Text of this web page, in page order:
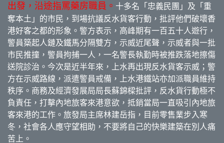
出發，沿途指罵藥房職員。 十多名「忠義民團」及「重
奪本土」的市民，到場抗議反水貨客行動，批評他們破壞香
港好客之都的形象。警方表示，高峰期有一百五十人遊行，
警員築起人鏈及鐵馬分隔雙方，示威近尾聲，示威者與一批
市民推撞，警員拘捕一人，一名警長執勤時被推跌落地擦傷
送院診治。今次是近半年來，上水再出現反水貨客示威；警
方在示威路線，派遣警員戒備，上水港鐵站亦加派職員維持
秩序。商務及經濟發展局局長蘇錦樑批評，反水貨行動極不
負責任，打擊內地旅客來港意欲，抵銷當局一直吸引內地旅
客來港的工作。旅發局主席林建岳指，目前零售業步入寒
冬，社會各人應守望相助，不要將自己的快樂建築在別人痛
苦上。